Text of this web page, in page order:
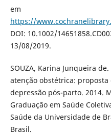
em
https://
DOI: 10.1002/
13/08/2019.
SOUZA, Karina Junqueira
atenção obstétrica:
depressão pós-parto. 2014.
Graduação em Saúde
Saúde da Universidade de
Brasil.